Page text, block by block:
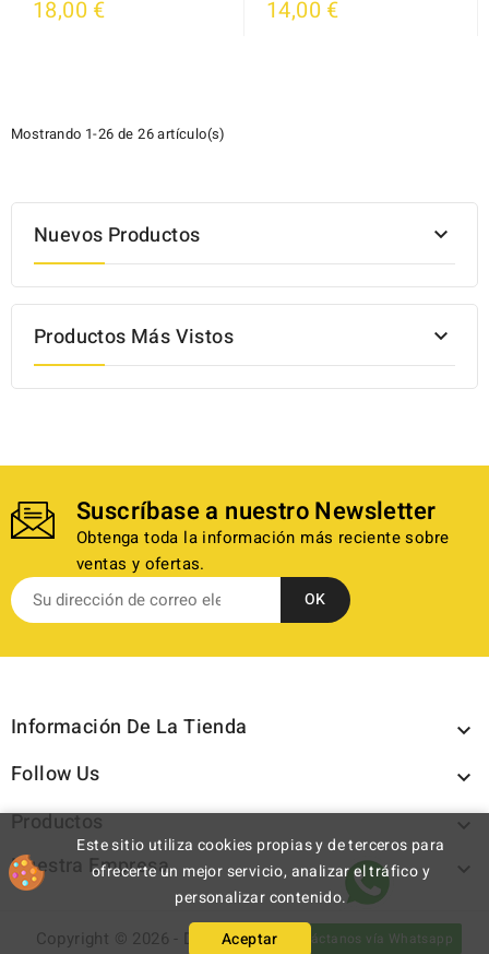
18,00 € 14,00 €
Mostrando 1-26 de 26 artículo(s)
Nuevos Productos 
Productos Más Vistos 
Suscríbase a nuestro Newsletter
Obtenga toda la información más reciente sobre
ventas y ofertas.
Información De La Tienda 
Follow Us 
Productos 
Nuestra Empresa 
Este sitio utiliza cookies propias y de terceros para
ofrecerte un mejor servicio, analizar el tráfico y
personalizar contenido.
Aceptar
Contáctanos vía Whatsapp
Copyright © 2026 - Discazos.com - All rights reserved.